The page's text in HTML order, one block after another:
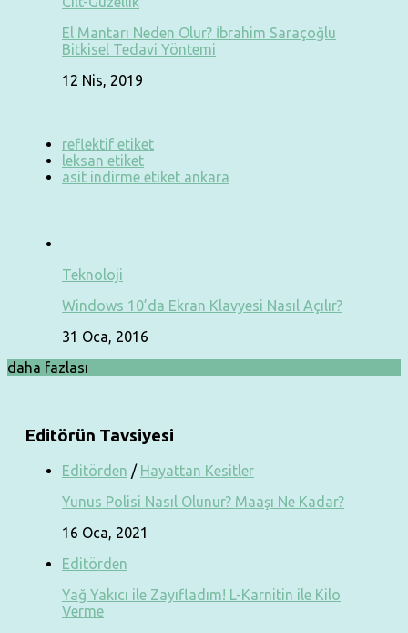
El Mantarı Neden Olur? İbrahim Saraçoğlu
Bitkisel Tedavi Yöntemi
12 Nis, 2019
reflektif etiket
leksan etiket
asit indirme etiket ankara
Teknoloji
Windows 10’da Ekran Klavyesi Nasıl Açılır?
31 Oca, 2016
daha fazlası
Editörün Tavsiyesi
Editörden / Hayattan Kesitler
Yunus Polisi Nasıl Olunur? Maaşı Ne Kadar?
16 Oca, 2021
Editörden
Yağ Yakıcı ile Zayıfladım! L-Karnitin ile Kilo
Verme